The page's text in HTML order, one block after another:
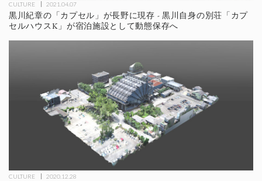
CULTURE 2021.04.07
黒川紀章の「カプセル」が長野に現存 - 黒川自身の別荘「カプ
セルハウスK」が宿泊施設として動態保存へ
CULTURE 2020.12.28